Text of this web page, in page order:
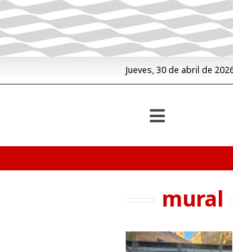
Jueves, 30 de abril de
mural